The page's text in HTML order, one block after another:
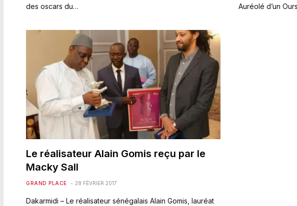
des oscars du…
Auréolé d’un
Le réalisateur Alain Gomis reçu par le
Macky Sall
GRAND PLACE 28 FÉVRIER 2017
Dakarmidi – Le réalisateur sénégalais Alain Gomis, lauréat